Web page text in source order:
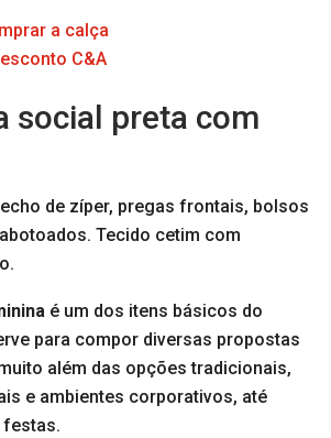
a calça
C&A
social preta com
de zíper, pregas frontais, bolsos
Tecido cetim com
é um dos itens básicos do
para compor diversas propostas
além das opções tradicionais,
e ambientes corporativos, até
festas.